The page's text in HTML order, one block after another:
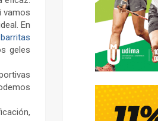
vamos
En
barritas
geles